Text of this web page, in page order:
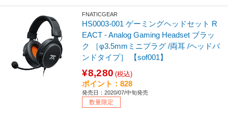
FNATICGEAR
HS0003-001 ゲーミングヘッドセット R
EACT - Analog Gaming Headset ブラッ
ク ［φ3.5mmミニプラグ /両耳 /ヘッドバ
ンドタイプ］ 【sof001】
¥8,280 (税込)
ポイント：828
発売日：2020/07/中旬発売
数量限定